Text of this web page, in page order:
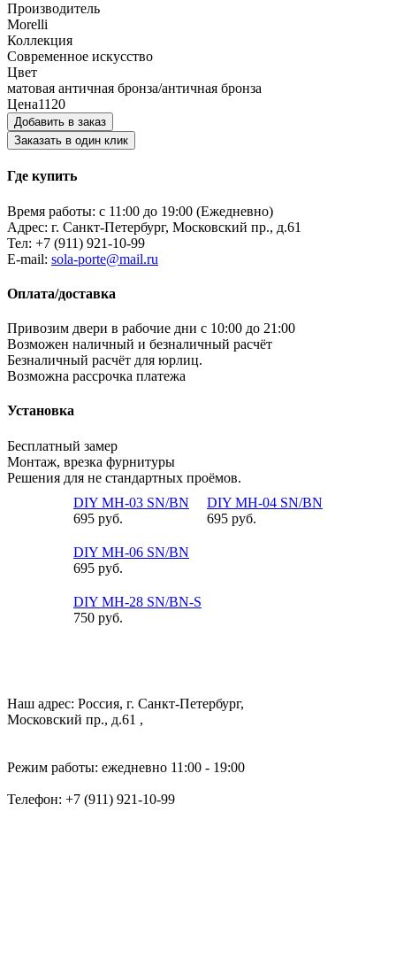
Производитель
Morelli
Коллекция
Современное искусство
Цвет
матовая античная бронза/античная бронза
Цена1120
Добавить в заказ
Заказать в один клик
Где купить
Время работы: с 11:00 до 19:00 (Ежедневно)
Адрес: г. Санкт-Петербург, Московский пр., д.61
Тел: +7 (911) 921-10-99
E-mail: sola-porte@mail.ru
Оплата/доставка
Привозим двери в рабочие дни с 10:00 до 21:00
Возможен наличный и безналичный расчёт
Безналичный расчёт для юрлиц.
Возможна рассрочка платежа
Установка
Бесплатный замер
Монтаж, врезка фурнитуры
Решения для не стандартных проёмов.
DIY MH-03 SN/BN
695 руб.
DIY MH-04 SN/BN
695 руб.
DIY MH-06 SN/BN
695 руб.
DIY MH-28 SN/BN-S
750 руб.
Наш адрес: Россия, г. Санкт-Петербург,
Московский пр., д.61 ,
Режим работы: ежедневно 11:00 - 19:00
Телефон: +7 (911) 921-10-99